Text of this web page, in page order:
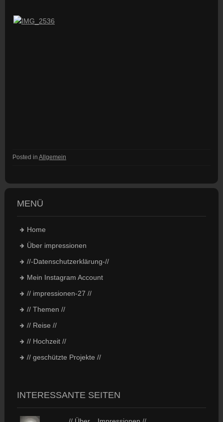
Posted in Allgemein
MENÜ
Home
Über impressionen
//-Datenschutzerklärung-//
Mein Instagram Account
// impressionen-27 //
// Themen //
// Reise //
// Hochzeit //
// geschützte Projekte //
INTERESSANTE SEITEN